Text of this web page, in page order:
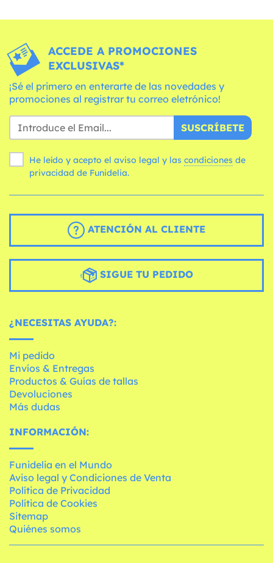
ACCEDE A PROMOCIONES
EXCLUSIVAS*
¡Sé el primero en enterarte de las novedades y
promociones al registrar tu correo eletrónico!
SUSCRÍBETE
He leído y acepto el aviso legal y las condiciones
privacidad de Funidelia.
ATENCIÓN AL CLIENTE
SIGUE TU PEDIDO
¿NECESITAS AYUDA?:
Mi pedido
Envíos & Entregas
Productos & Guías de tallas
Devoluciones
Más dudas
INFORMACIÓN:
Funidelia en el Mundo
Aviso legal y Condiciones de Venta
Política de Privacidad
Política de Cookies
Sitemap
Quiénes somos